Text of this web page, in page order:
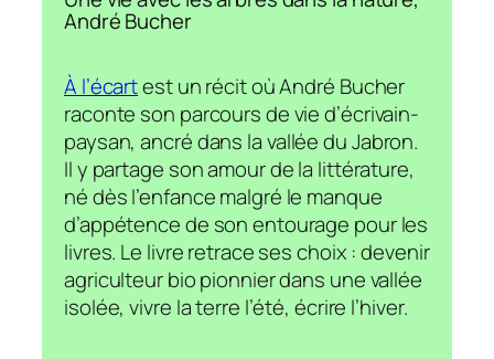
André Bucher
À l’écartest un récit où André Bucher
raconte son parcours de vie d’écrivain-
paysan, ancré dans lavallée du Jabron.
Il y partage son amour de la littérature,
né dès l’enfance malgré le manque
d’appétence de son entourage pour les
livres. Le livre retrace ses choix : devenir
agriculteur bio pionnier dans une vallée
isolée, vivre la terre l’été, écrire l’hiver.